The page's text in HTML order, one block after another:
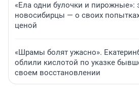
«Ела одни булочки и пирожные»:
новосибирцы — о своих
ценой
«Шрамы болят ужасно».
облили кислотой по указке
своем восстановлении